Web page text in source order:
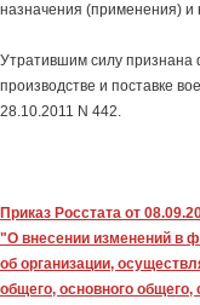
назначения (применения)
Утратившим силу признана
производстве и поставке
28.10.2011 N 442.
Приказ Росстата от
"О внесении изменений в
об организации,
общего, основного